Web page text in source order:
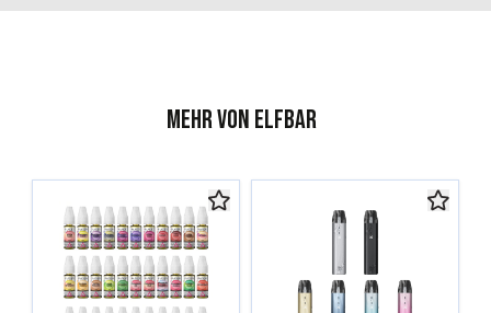
Mehr von ELFBAR